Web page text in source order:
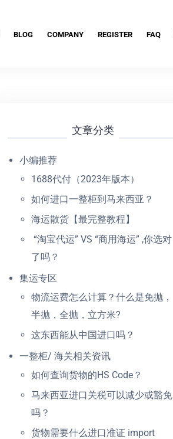
BLOG COMPANY REGISTER FAQ
文章分类
小编推荐
1688代付（2023年版本）
如何进口一整柜到马来西亚？
海运散货【最完整教程】
“淘宝代运” VS “商用海运” ,你选对
了吗？
集运专区
物流运费怎么计算？什么是免抛，
半抛，全抛，立方米?
这东西能从中国进口吗？
一整柜/ 海关相关资讯
如何查询货物的HS Code？
马来西亚进口关税可以减少或豁免
吗？
货物需要什么进口准证 import